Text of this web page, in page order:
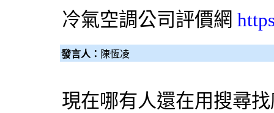
冷氣空調公司評價網
發言人： 陳恆凌
現在哪有人還在用搜尋